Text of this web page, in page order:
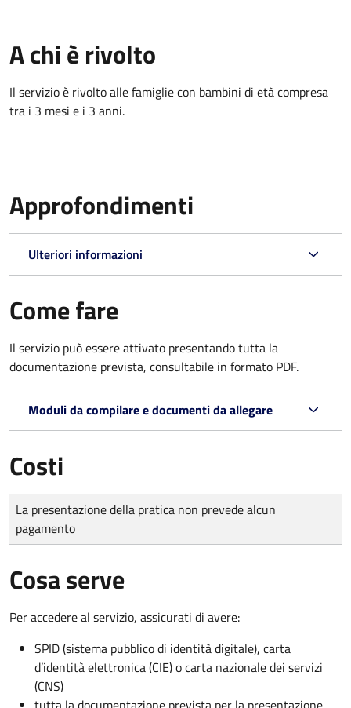
A chi è rivolto
Il servizio è rivolto alle famiglie con bambini di età compresa
tra i 3 mesi e i 3 anni.
Approfondimenti
Ulteriori informazioni
Come fare
Il servizio può essere attivato presentando tutta la
documentazione prevista, consultabile in formato PDF.
Moduli da compilare e documenti da allegare
Costi
Tipo di pagamento
Importo
La presentazione della pratica non prevede alcun
pagamento
Cosa serve
Per accedere al servizio, assicurati di avere:
SPID (sistema pubblico di identità digitale), carta
d’identità elettronica (CIE) o carta nazionale dei servizi
(CNS)